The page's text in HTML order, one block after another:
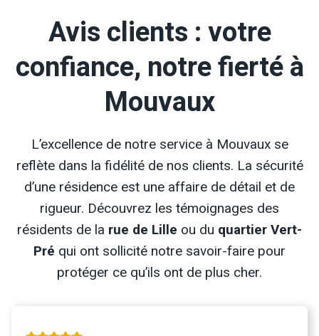
Avis clients : votre
confiance, notre fierté à
Mouvaux
L’excellence de notre service à Mouvaux se
reflète dans la fidélité de nos clients. La sécurité
d’une résidence est une affaire de détail et de
rigueur. Découvrez les témoignages des
résidents de la rue de Lille ou du quartier Vert-
Pré qui ont sollicité notre savoir-faire pour
protéger ce qu’ils ont de plus cher.